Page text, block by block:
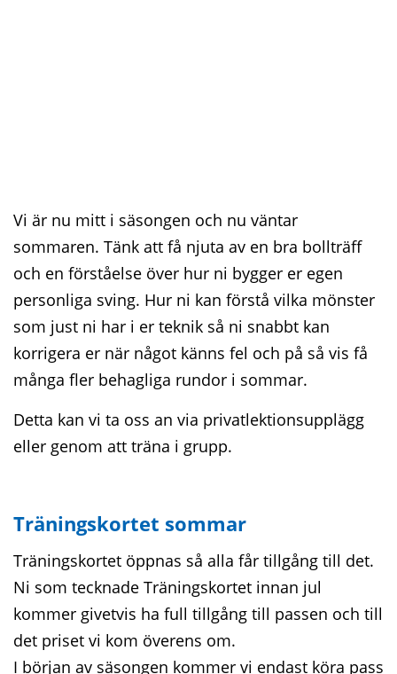
Vi är nu mitt i säsongen och nu väntar
sommaren. Tänk att få njuta av en bra bollträff
och en förståelse över hur ni bygger er egen
personliga sving. Hur ni kan förstå vilka mönster
som just ni har i er teknik så ni snabbt kan
korrigera er när något känns fel och på så vis få
många fler behagliga rundor i sommar.
Detta kan vi ta oss an via privatlektionsupplägg
eller genom att träna i grupp.
Träningskortet sommar
Träningskortet öppnas så alla får tillgång till det.
Ni som tecknade Träningskortet innan jul
kommer givetvis ha full tillgång till passen och till
det priset vi kom överens om.
I början av säsongen kommer vi endast köra pass